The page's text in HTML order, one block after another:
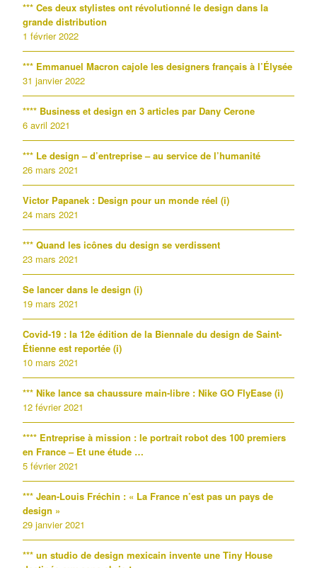
*** Ces deux stylistes ont révolutionné le design dans la
grande distribution
1 février 2022
*** Emmanuel Macron cajole les designers français à l’Élysée
31 janvier 2022
**** Business et design en 3 articles par Dany Cerone
6 avril 2021
*** Le design – d’entreprise – au service de l’humanité
26 mars 2021
Victor Papanek : Design pour un monde réel (i)
24 mars 2021
*** Quand les icônes du design se verdissent
23 mars 2021
Se lancer dans le design (i)
19 mars 2021
Covid-19 : la 12e édition de la Biennale du design de Saint-
Étienne est reportée (i)
10 mars 2021
*** Nike lance sa chaussure main-libre : Nike GO FlyEase (i)
12 février 2021
**** Entreprise à mission : le portrait robot des 100 premiers
en France – Et une étude …
5 février 2021
*** Jean-Louis Fréchin : « La France n’est pas un pays de
design »
29 janvier 2021
*** un studio de design mexicain invente une Tiny House